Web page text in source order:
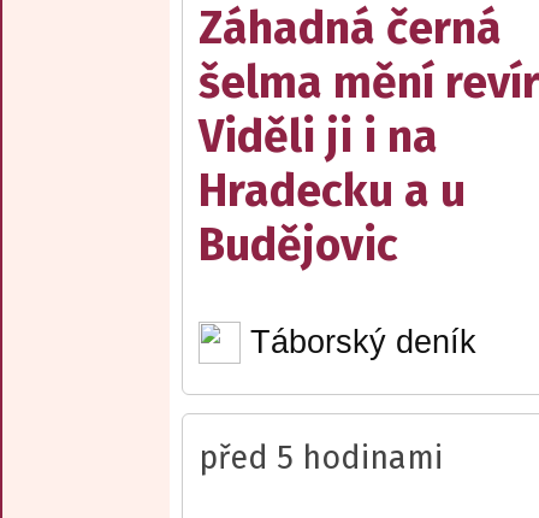
Záhadná černá
šelma mění
Viděli ji i na
Hradecku a u
Budějovic
Táborský deník
před 5 hodinami